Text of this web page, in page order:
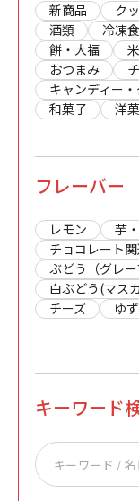
新商品
ク
酒類
冷凍
餅・大福
おつまみ
キャンディー
和菓子
洋
フレーバー
レモン 芋
チョコレート
ぶどう（グレー
白ぶどう(マス
チーズ
ゆず
キーワード